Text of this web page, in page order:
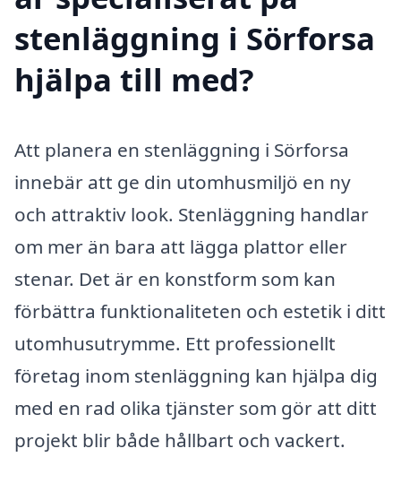
stenläggning i Sörforsa
hjälpa till med?
Att planera en stenläggning i Sörforsa
innebär att ge din utomhusmiljö en ny
och attraktiv look. Stenläggning handlar
om mer än bara att lägga plattor eller
stenar. Det är en konstform som kan
förbättra funktionaliteten och estetik i ditt
utomhusutrymme. Ett professionellt
företag inom stenläggning kan hjälpa dig
med en rad olika tjänster som gör att ditt
projekt blir både hållbart och vackert.